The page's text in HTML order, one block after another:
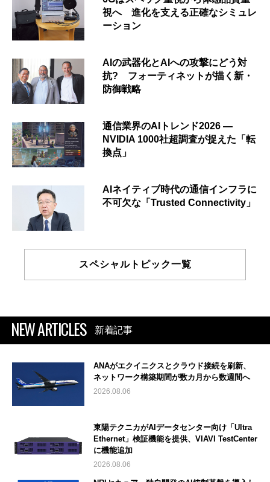
視へ 進化を支える正確なシミュレ
ーション
AIの武器化とAIへの攻撃にどう対
抗? フォーティネットが描く新・
防御戦略
通信業界のAIトレンド2026 ―
NVIDIA 1000社超調査が捉えた「転
換点」
AIネイティブ時代の通信インフラに
不可欠な「Trusted Connectivity」
スペシャルトピック一覧
NEW ARTICLES 新着記事
ANAがエクイニクスとクラウド接続を刷新、
ネットワーク構築期間が数カ月から数週間へ
2026.08.06
東陽テクニカがAIデータセンター向け「Ultra
Ethernet」検証機能を提供、VIAVI TestCenter
に機能追加
2026.08.06